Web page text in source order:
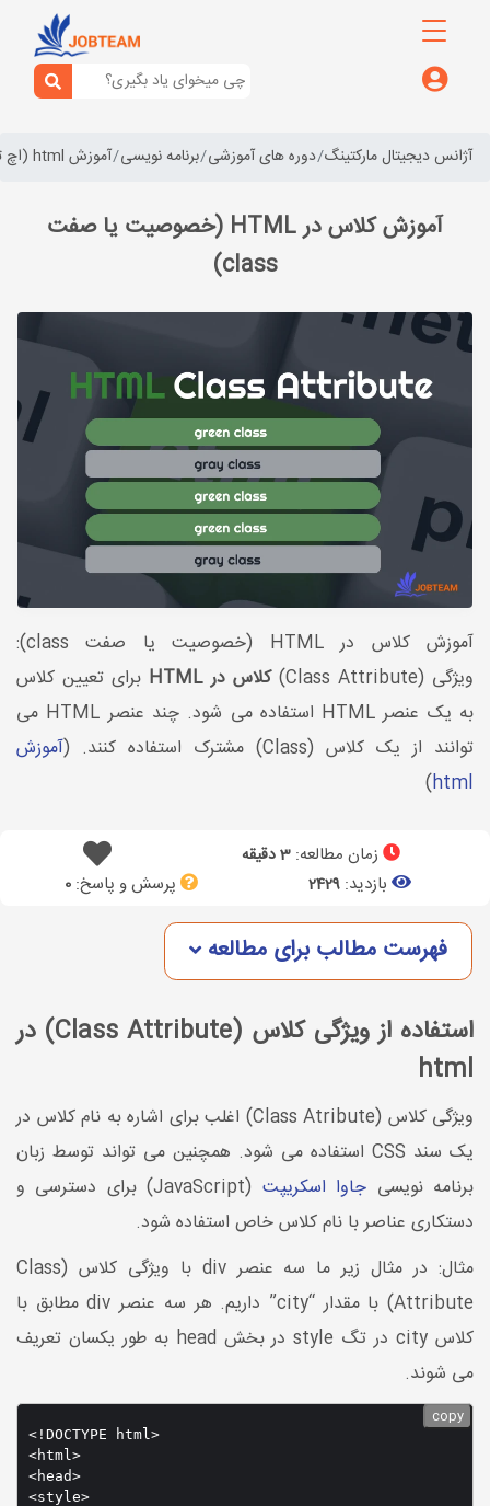
آژانس دیجیتال مارکتینگ دوره های آموزشی برنامه نویسی آموزش html (اچ تی ام ال)
آموزش کلاس در HTML (خصوصیت یا صفت
class)
آموزش کلاس در HTML (خصوصیت یا صفت class):
ویژگی (Class Attribute)
کلاس در HTML
برای تعیین کلاس
به یک عنصر HTML استفاده می شود. چند عنصر HTML می
توانند از یک کلاس (Class) مشترک استفاده کنند. (
آموزش
html
)
زمان مطالعه: 3 دقیقه
بازدید:2429 پرسش و پاسخ:0
فهرست مطالب برای مطالعه
استفاده از ویژگی کلاس (Class Attribute) در
html
ویژگی کلاس (Class Atribute) اغلب برای اشاره به نام کلاس در
یک سند CSS استفاده می شود. همچنین می تواند توسط زبان
برنامه نویسی جاوا اسکریپت
(JavaScript) برای دسترسی و
دستکاری عناصر با نام کلاس خاص استفاده شود.
مثال: در مثال زیر ما سه عنصر div با ویژگی کلاس (Class
Attribute) با مقدار “city” داریم. هر سه عنصر div مطابق با
کلاس city در تگ style در بخش head به طور یکسان تعریف
می شوند.
<!DOCTYPE html>
<html>
<head>
<style>
copy